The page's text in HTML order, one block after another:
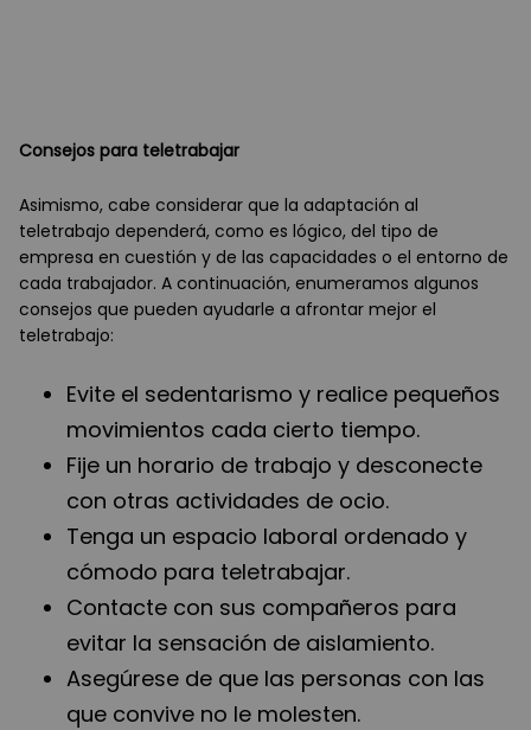
Consejos para teletrabajar
Asimismo, cabe considerar que la adaptación al
teletrabajo dependerá, como es lógico, del tipo de
empresa en cuestión y de las capacidades o el entorno de
cada trabajador. A continuación, enumeramos algunos
consejos que pueden ayudarle a afrontar mejor el
teletrabajo:
Evite el sedentarismo y realice pequeños
movimientos cada cierto tiempo.
Fije un horario de trabajo y desconecte
con otras actividades de ocio.
Tenga un espacio laboral ordenado y
cómodo para teletrabajar.
Contacte con sus compañeros para
evitar la sensación de aislamiento.
Asegúrese de que las personas con las
que convive no le molesten.